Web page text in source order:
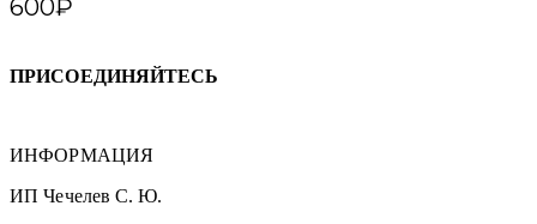
600₽
ПРИСОЕДИНЯЙТЕСЬ
ИНФОРМАЦИЯ
ИП Чечелев С. Ю.